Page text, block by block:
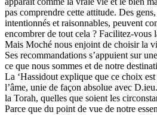
pas comprendre cette attitude. Des
intentionnés et raisonnables, peuvent
encombrer de tout cela ? Facilitez-vous
Mais Moché nous enjoint de choisir la
Ses recommandations s’appuient sur
ce que nous sommes et de notre
La ‘Hassidout explique que ce choix est
l’âme, unie de façon absolue avec
la Torah, quelles que soient les
Parce que du point de vue de notre